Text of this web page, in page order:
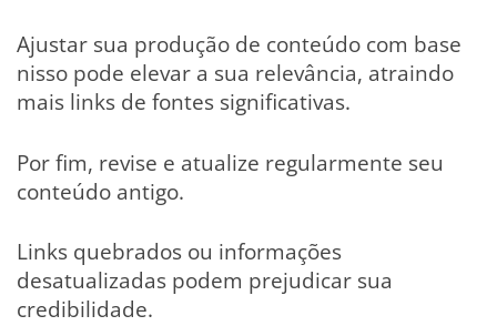
Ajustar sua produção de conteúdo com base
nisso pode elevar a sua relevância, atraindo
mais links de fontes significativas.
Por fim, revise e atualize regularmente seu
conteúdo antigo.
Links quebrados ou informações
desatualizadas podem prejudicar sua
credibilidade.